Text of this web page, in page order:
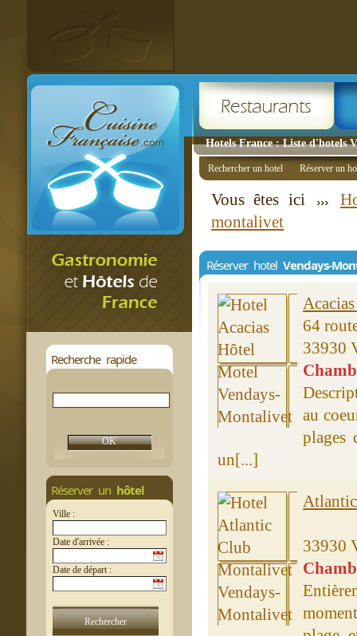
Hotels France : Liste d'hotels
Recherche rapide
Réserver un hôtel
Ville :
Date d'arrivée :
Date de départ :
Rechercher un hotel Réserver un
Vous êtes ici
montalivet
Réserver hotel Vendays-
64
33930
au
plages
un[...]
33930